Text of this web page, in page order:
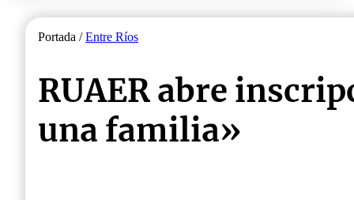
Portada /Entre Ríos
RUAER abre
una familia»